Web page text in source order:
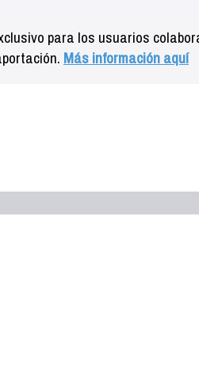
para los usuarios
Más información aquí